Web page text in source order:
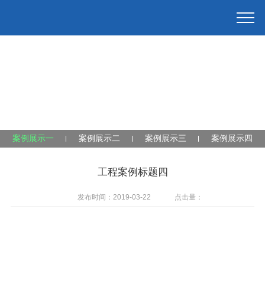
案例展示一 案例展示二 案例展示三 案例展示四
工程案例标题四
发布时间：2019-03-22 点击量：